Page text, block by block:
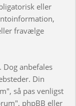
eller
fravælge
Dog anbefales
Din
så pas venligst
phpBB eller